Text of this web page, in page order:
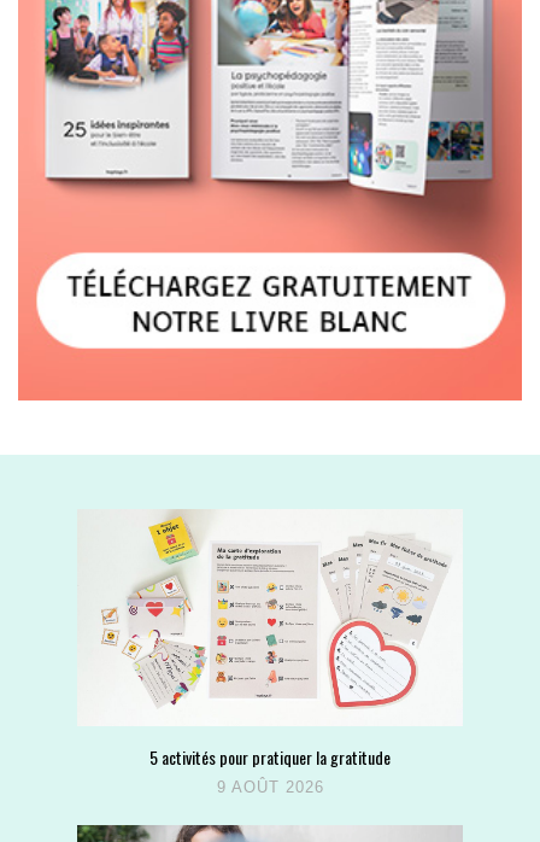
5 activités pour pratiquer la gratitude
9 AOÛT 2026